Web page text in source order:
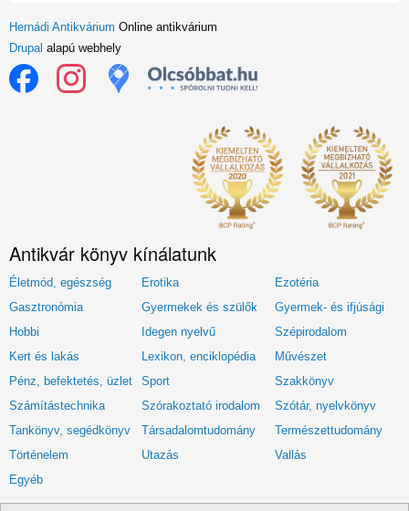
Hernádi Antikvárium Online antikvárium
Drupal alapú webhely
Antikvár könyv kínálatunk
Életmód, egészség Erotika
Ezotéria
Gasztronómia
Gyermekek és szülők
Gyermek- és ifjúsági
Hobbi
Idegen nyelvű
Szépirodalom
Kert és lakás
Lexikon, enciklopédia
Művészet
Pénz, befektetés, üzlet
Sport
Szakkönyv
Számítástechnika
Szórakoztató irodalom
Szótár, nyelvkönyv
Tankönyv, segédkönyv
Társadalomtudomány
Természettudomány
Történelem
Utazás
Vallás
Egyéb